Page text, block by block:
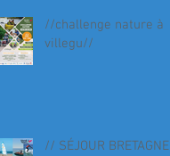
//challenge nature à
villegu//
// SÉJOUR BRETAGNE